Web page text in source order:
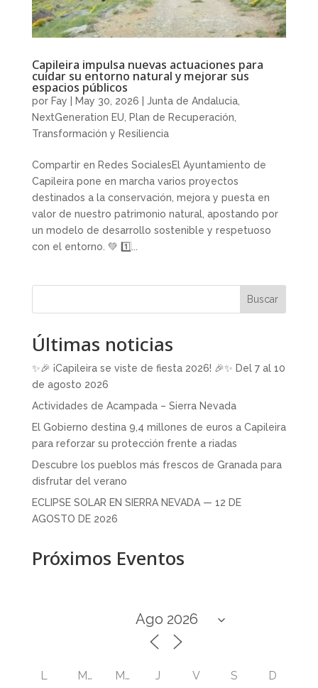
Capileira impulsa nuevas actuaciones para
cuidar su entorno natural y mejorar sus
espacios públicos
por Fay May 30, 2026 Junta de Andalucia,
NextGeneration EU
Plan de Recuperación,
Transformación y Resiliencia
Compartir en Redes SocialesEl Ayuntamiento de
Capileira pone en marcha varios proyectos
destinados a la conservación, mejora y puesta en
valor de nuestro patrimonio natural, apostando por
un modelo de desarrollo sostenible y respetuoso
con el entorno. 💚 1️⃣...
Buscar
Últimas noticias
✨🎉 ¡Capileira se viste de fiesta 2026! 🎉✨ Del 7 al 10
de agosto 2026
Actividades de Acampada – Sierra Nevada
El Gobierno destina 9,4 millones de euros a Capileira
para reforzar su protección frente a riadas
Descubre los pueblos más frescos de Granada para
disfrutar del verano
ECLIPSE SOLAR EN SIERRA NEVADA — 12 DE
AGOSTO DE 2026
Próximos Eventos
L M M J V S D